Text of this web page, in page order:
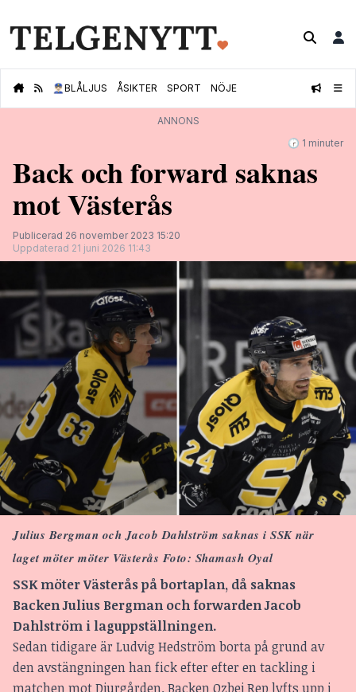
👮🏻‍♂️BLÅLJUS ÅSIKTER SPORT NÖJE
ANNONS
🕝 1 minuter
Back och forward saknas
mot Västerås
Publicerad 26 november 2023 15:20
Uppdaterad 21 juni 2026 11:43
Julius Bergman och Jacob Dahlström saknas i SSK när
laget möter möter Västerås Foto: Shamash Oyal
SSK möter Västerås på bortaplan, då saknas
Backen Julius Bergman och forwarden Jacob
Dahlström i laguppställningen.
Sedan tidigare är Ludvig Hedström borta på grund av
den avstängningen han fick efter efter en tackling i
matchen mot Djurgården. Backen Ozbej Rep lyfts upp i